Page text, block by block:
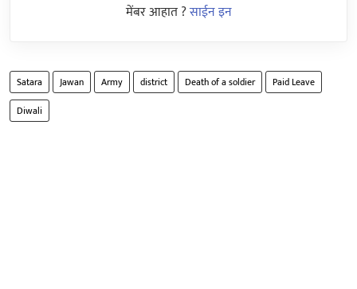
मेंबर आहात ?साईन इन
Satara Jawan Army district Death of a soldier
Paid Leave
Diwali